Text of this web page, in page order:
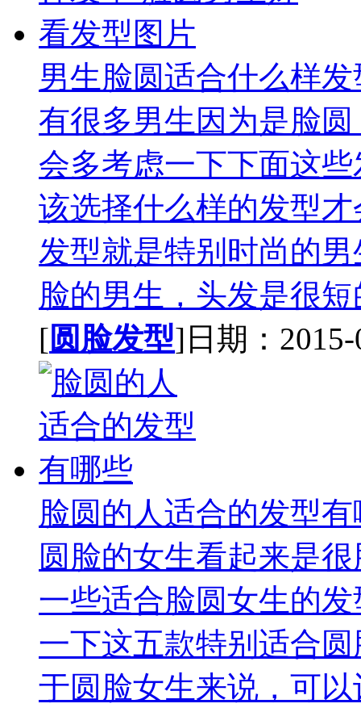
男生脸圆适合什么样
有很多男生因为是脸
会多考虑一下下面这
该选择什么样的发型
发型就是特别时尚的
脸的男生，头发是很短
[圆脸发型]日期：2015-
脸圆的人适合的发型
圆脸的女生看起来是
一些适合脸圆女生的
一下这五款特别适合
于圆脸女生来说，可